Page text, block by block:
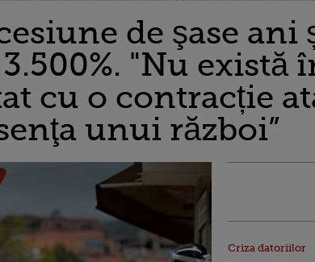
de şase
"Nu există
cu o contracție
unui război”
Criza datoriilor